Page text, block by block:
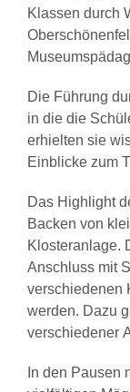
Klassen durch
Die Führung
in die die
erhielten sie
Einblicke zum
Das Highlight
Backen von
Klosteranlage.
Anschluss mit
verschiedenen
werden. Dazu
verschiedener
In den Pausen